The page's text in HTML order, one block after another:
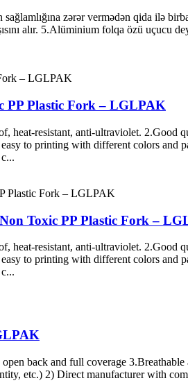
zərər vermədən qida ilə
alır. 5.Alüminium folqa özü uçucu
PP Plastic Fork – LGLPAK
heat-resistant, anti-ultraviolet.
to printing with different colors and
Toxic PP Plastic Fork –
heat-resistant, anti-ultraviolet.
to printing with different colors and
back and full coverage
etc.) 2) Direct manufacturer with